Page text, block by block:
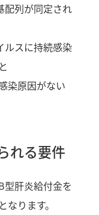
配列が同定され
ルスに持続感染
染原因がない
れる要件
型肝炎給付金を
ります。